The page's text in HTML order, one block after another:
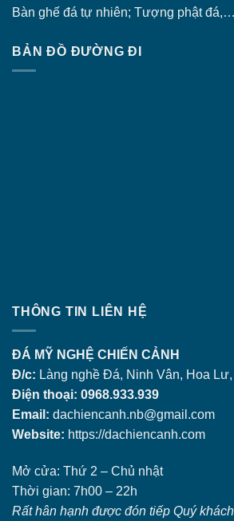
Bàn ghế đá tự nhiên; Tượng phật
BẢN ĐỒ ĐƯỜNG ĐI
THÔNG TIN LIÊN HỆ
ĐÁ MỸ NGHỆ CHIẾN CẢNH
Đ/c: Làng nghề Đá, Ninh Vân, Hoa
Điện thoại: 0968.933.939
Email: dachiencanh.nb@gmail.com
Website: https://dachiencanh.com
Mở cửa: Thứ 2 – Chủ nhật
Thời gian: 7h00 – 22h
Rất hân hạnh được đón tiếp Quý